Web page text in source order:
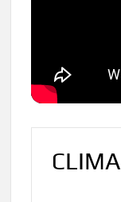
CLIMA